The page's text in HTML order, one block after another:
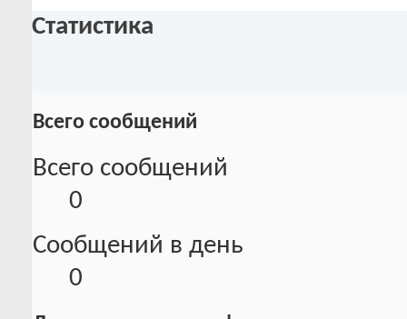
Статистика
Всего сообщений
Всего сообщений
0
Сообщений в день
0